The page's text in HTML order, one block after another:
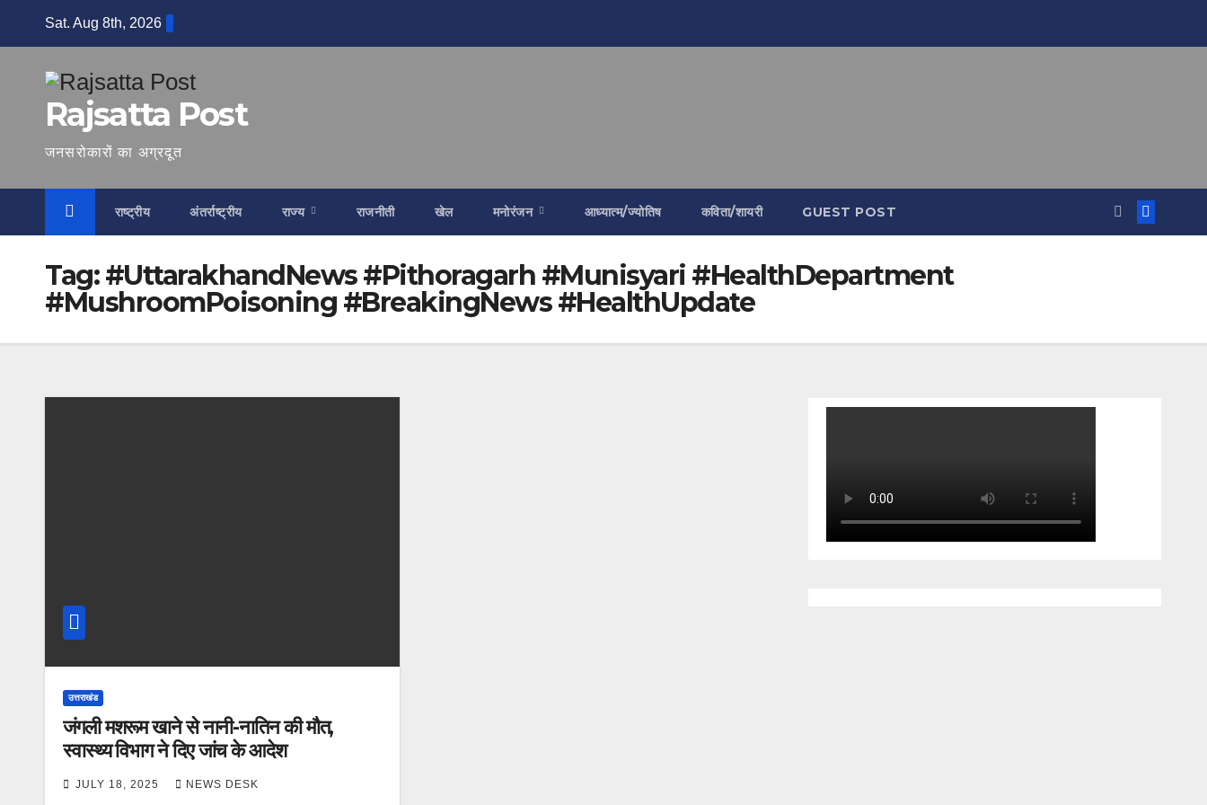
Sat. Aug 8th, 2026
Rajsatta Post
जनसरोकारों का अग्रदूत
राष्ट्रीय अंतर्राष्ट्रीय राज्य राजनीती खेल मनोरंजन आध्यात्म/ज्योतिष कविता/शायरी GUEST POST
Tag:#UttarakhandNews #Pithoragarh #Munisyari #HealthDepartment
#MushroomPoisoning #BreakingNews #HealthUpdate
उत्तराखंड
जंगली मशरूम खाने से नानी-नातिन की मौत,
स्वास्थ्य विभाग ने दिए जांच के आदेश
JULY 18, 2025 NEWS DESK